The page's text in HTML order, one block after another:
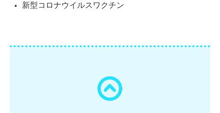
新型コロナウイルスワクチン